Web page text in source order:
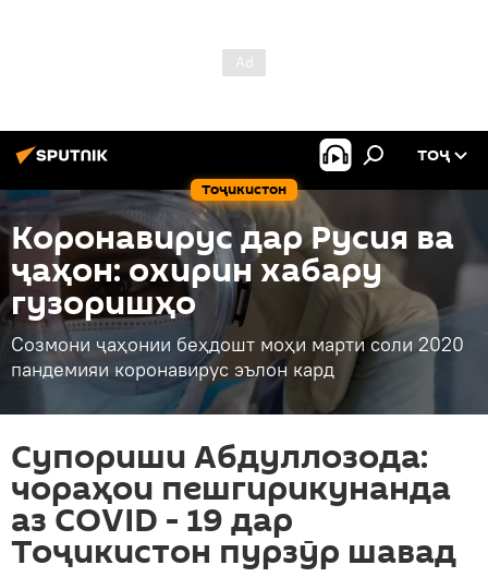
Тоҷикистон
ТОҶ
Коронавирус дар Русия ва
ҷаҳон: охирин хабару
гузоришҳо
Созмони ҷаҳонии беҳдошт моҳи марти соли 2020
пандемияи коронавирус эълон кард
Супориши Абдуллозода:
чораҳои пешгирикунанда
аз COVID - 19 дар
Тоҷикистон пурзӯр шавад